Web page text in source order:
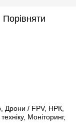
Порівняти
Дрони / FPV, НРК,
Моніторинг,